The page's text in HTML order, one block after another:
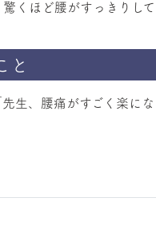
くほど腰がすっきりし
と
生、腰痛がすごく楽に